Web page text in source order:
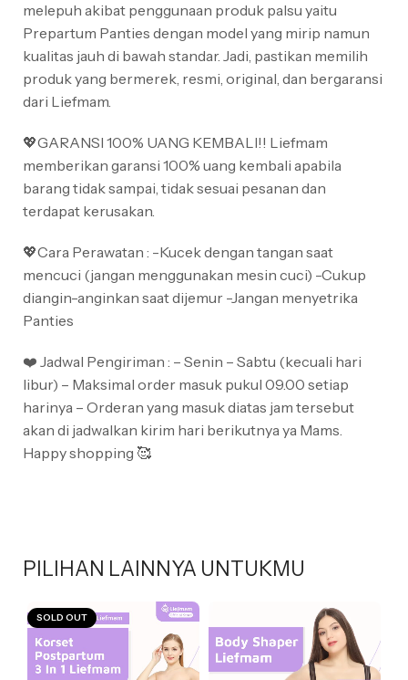
melepuh akibat penggunaan produk palsu yaitu
Prepartum Panties dengan model yang mirip namun
kualitas jauh di bawah standar. Jadi, pastikan memilih
produk yang bermerek, resmi, original, dan bergaransi
dari Liefmam.
💖GARANSI 100% UANG KEMBALI!! Liefmam
memberikan garansi 100% uang kembali apabila
barang tidak sampai, tidak sesuai pesanan dan
terdapat kerusakan.
💖Cara Perawatan : -Kucek dengan tangan saat
mencuci (jangan menggunakan mesin cuci) -Cukup
diangin-anginkan saat dijemur -Jangan menyetrika
Panties
❤️ Jadwal Pengiriman : – Senin – Sabtu (kecuali hari
libur) – Maksimal order masuk pukul 09.00 setiap
harinya – Orderan yang masuk diatas jam tersebut
akan di jadwalkan kirim hari berikutnya ya Mams.
Happy shopping 🥰
PILIHAN LAINNYA UNTUKMU
SOLD OUT